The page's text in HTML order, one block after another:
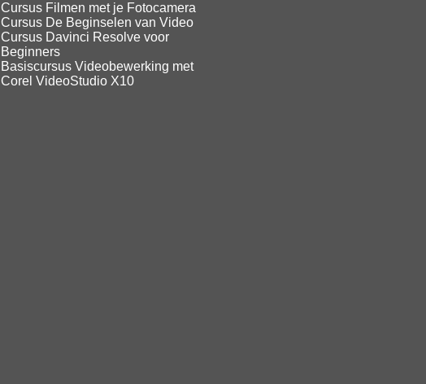
Cursus Filmen met je Fotocamera
Cursus De Beginselen van Video
Cursus Davinci Resolve voor
Beginners
Basiscursus Videobewerking met
Corel VideoStudio X10